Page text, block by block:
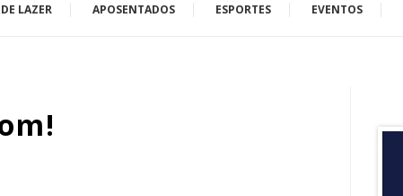
LAZER APOSENTADOS ESPORTES EVENTOS